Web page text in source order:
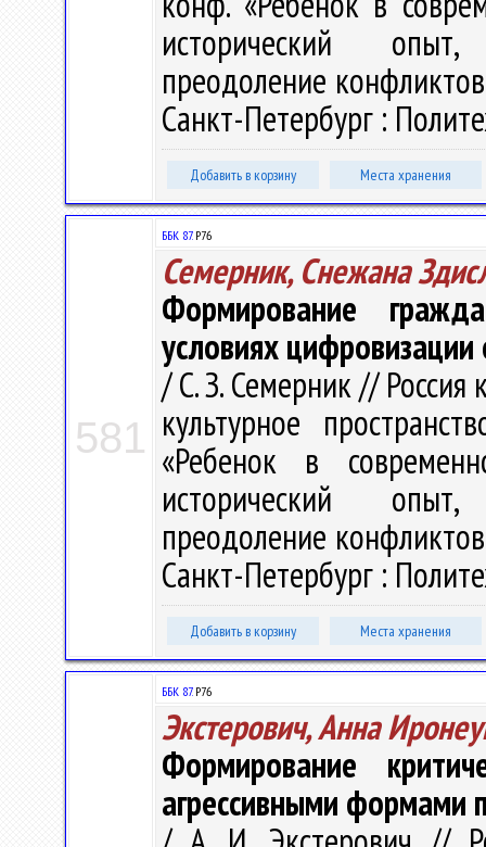
исторический опыт,
преодоление
Санкт-Петербург :
Добавить в корзину Места хранения
581
ББК 87.Р76
Семерник, Снежана
Формирование
условиях
/ С. З. Семерник // Россия
культурное
«Ребенок в
исторический опыт,
преодоление
Санкт-Петербург :
Добавить в корзину Места хранения
ББК 87.Р76
Экстерович, Анна
Формирование
агрессивными формами